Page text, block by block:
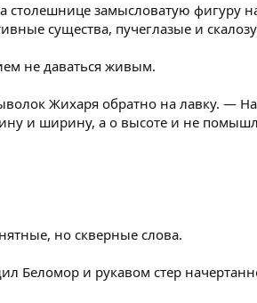
столешнице замысловатую фигуру
существа, пучеглазые и
не даваться живым.
Жихаря обратно на лавку. —
и ширину, а о высоте и не
но скверные слова.
Беломор и рукавом стер